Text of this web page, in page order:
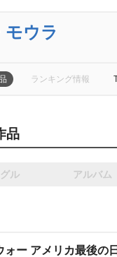
モウラ
ランキング情報
品
ル アルバム
ォー アメリカ最後の日